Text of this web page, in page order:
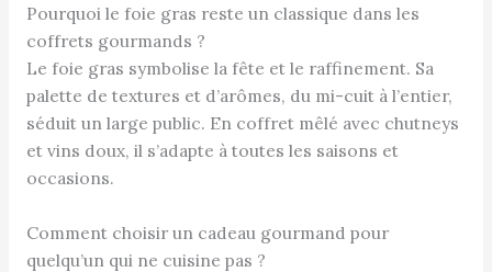
Pourquoi le foie gras reste un classique dans les
coffrets gourmands ?
Le foie gras symbolise la fête et le raffinement. Sa
palette de textures et d’arômes, du mi-cuit à l’entier,
séduit un large public. En coffret mêlé avec chutneys
et vins doux, il s’adapte à toutes les saisons et
occasions.
Comment choisir un cadeau gourmand pour
quelqu’un qui ne cuisine pas ?